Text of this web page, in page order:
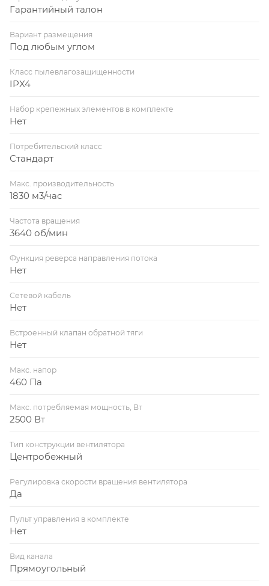
Гарантийный талон
Вариант размещения
Под любым углом
Класс пылевлагозащищенности
IPX4
Набор крепежных элементов в комплекте
Нет
Потребительский класс
Стандарт
Макс. производительность
1830 м3/час
Частота вращения
3640 об/мин
Функция реверса направления потока
Нет
Сетевой кабель
Нет
Встроенный клапан обратной тяги
Нет
Макс. напор
460 Па
Макс. потребляемая мощность, Вт
2500 Вт
Тип конструкции вентилятора
Центробежный
Регулировка скорости вращения вентилятора
Да
Пульт управления в комплекте
Нет
Вид канала
Прямоугольный